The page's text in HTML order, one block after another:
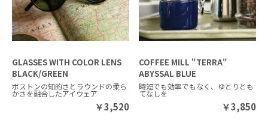
GLASSES WITH COLOR LENS
BLACK/GREEN
ボストンの知的さとラウンドの柔ら
かさを融合したアイウェア
￥3,520
COFFEE MILL "TERRA"
ABYSSAL BLUE
時短でも効率でもなく、ゆとりとも
てなしを
￥3,850